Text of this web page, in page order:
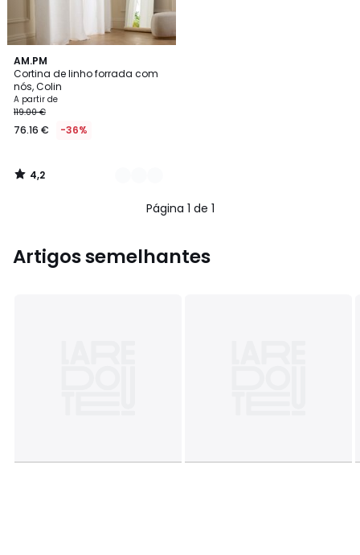
AM.PM
Cortina de linho forrada com
nós, Colin
A partir de
119.00 €
76.16 € -36%
4,2
/ 5
2
Cores
4,2
/
Página 1 de 1
Artigos semelhantes